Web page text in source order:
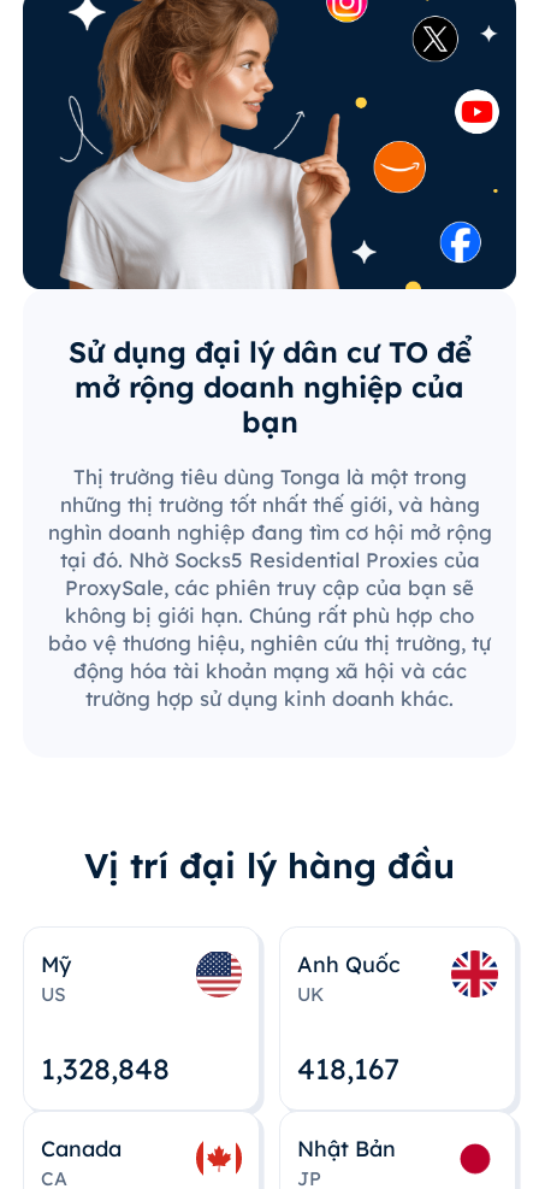
Sử dụng đại lý dân cư TO để
mở rộng doanh nghiệp của
bạn
Thị trường tiêu dùng Tonga là một trong
những thị trường tốt nhất thế giới, và hàng
nghìn doanh nghiệp đang tìm cơ hội mở rộng
tại đó. Nhờ Socks5 Residential Proxies của
ProxySale, các phiên truy cập của bạn sẽ
không bị giới hạn. Chúng rất phù hợp cho
bảo vệ thương hiệu, nghiên cứu thị trường, tự
động hóa tài khoản mạng xã hội và các
trường hợp sử dụng kinh doanh khác.
Vị trí đại lý hàng đầu
Mỹ
US
1,328,848
Anh Quốc
UK
418,167
Canada
CA
Nhật Bản
JP